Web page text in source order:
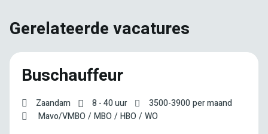
Gerelateerde vacatures
Buschauffeur
Zaandam 8 - 40 uur 3500-3900per maand
Mavo/VMBO
MBO HBO WO